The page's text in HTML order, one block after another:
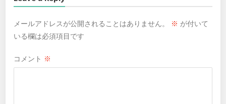
メールアドレスが公開されることはありません。 ※ が付いて
いる欄は必須項目です
コメント ※